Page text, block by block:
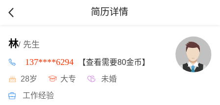
简历详情
林/ 先生
137****6294 【查看需要80金币】
28岁 大专 未婚
工作经验